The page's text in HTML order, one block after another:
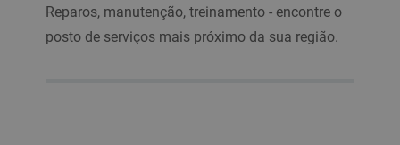
Reparos, manutenção, treinamento - encontre o
posto de serviços mais próximo da sua região.